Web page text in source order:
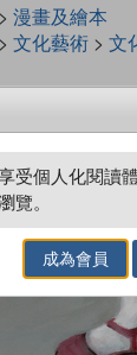
漫畫及繪本
文化藝術> 文
受個人化閱讀
覽。
成為會員